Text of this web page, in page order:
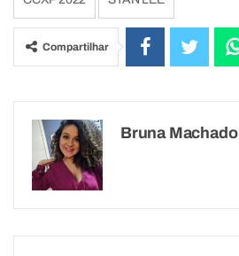
Compartilhar
Bruna Machado